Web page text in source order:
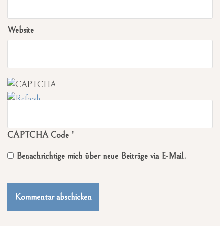
Website
CAPTCHA Code *
Benachrichtige mich über neue Beiträge via E-Mail.